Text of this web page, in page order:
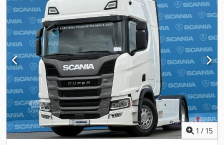
fabrico:2012, horas de funcionamento:1 h, Equipamento:
acoplamento de reboque, ar condicionado, computador de
bordo, fecho centralizado, regulação eléctrica dos vidros, =
Outras opções e acessórios = - Faróis de longo alcance -
Rádio/leitor de CD - Luz rotativa - Protetor solar - Sistema
automático de aquecimento - Caixa de ferramentas - Tomada de
força (TDF) - Engate de reboque = Mais informações =
Transmissão: Automática Eixo dianteiro: Direcional Eixo traseiro 1:
Eixo elevatório; Direcional Peso em vazio: 22.440 kg Carga útil:
10.560 kg Peso bruto total: 32.000 kg Marcação CE: sim Estado
técnico: bom Dwedpezqc Tljfx Anlsa Estado estético: bom
1 / 15